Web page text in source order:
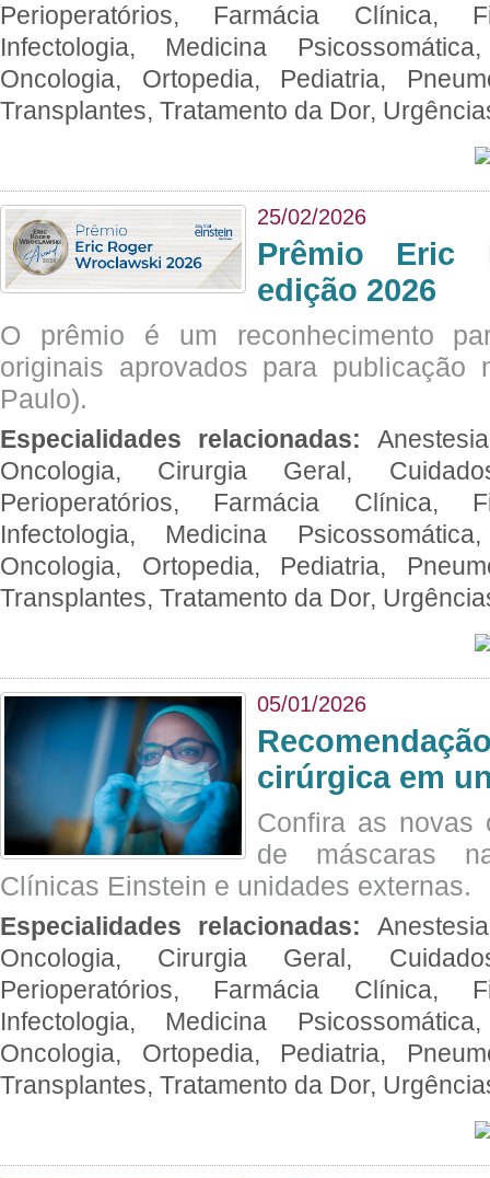
Perioperatórios, Farmácia Clínica,
Infectologia, Medicina
Oncologia, Ortopedia, Pediatria,
Transplantes, Tratamento da Dor,
25/02/2026
Prêmio Eric
edição 2026
O prêmio é um reconhecimento
originais aprovados para publicação
Paulo).
Especialidades relacionadas:
Oncologia, Cirurgia Geral,
Perioperatórios, Farmácia Clínica,
Infectologia, Medicina
Oncologia, Ortopedia, Pediatria,
Transplantes, Tratamento da Dor,
05/01/2026
cirúrgica em
Confira as novas
de máscaras
Clínicas Einstein e unidades externas.
Especialidades relacionadas:
Oncologia, Cirurgia Geral,
Perioperatórios, Farmácia Clínica,
Infectologia, Medicina
Oncologia, Ortopedia, Pediatria,
Transplantes, Tratamento da Dor,